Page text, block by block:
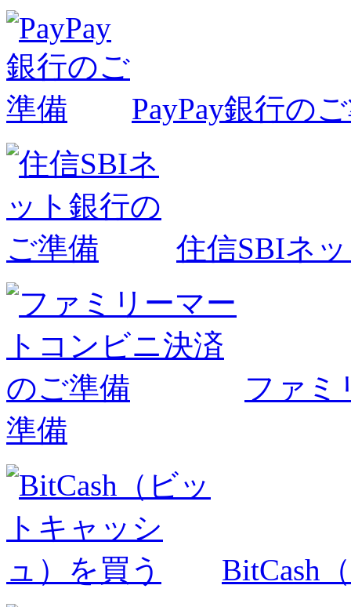
PayPay銀行の
住信SBIネ
ファミ
準備
BitCash